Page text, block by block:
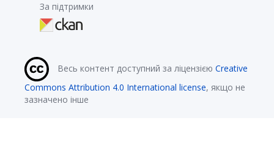
За підтримки
Весь контент доступний за ліцензією Creative
Commons Attribution 4.0 International license, якщо не
зазначено інше